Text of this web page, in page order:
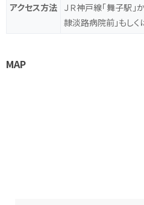
アクセス方法 ＪＲ神戸線「舞子駅」
隷淡路病院前」もしく
MAP